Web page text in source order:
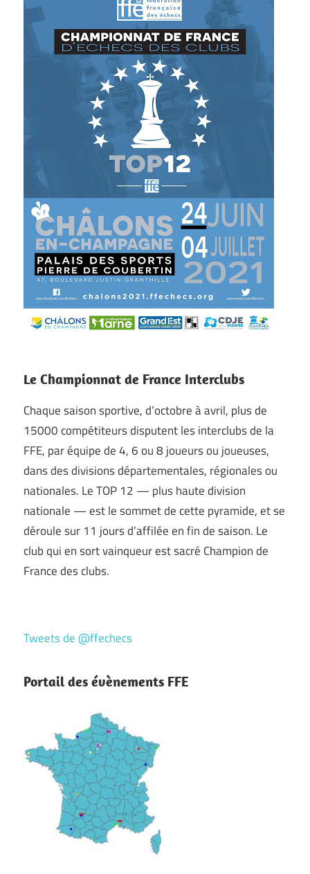
Le Championnat de France Interclubs
Chaque saison sportive, d’octobre à avril, plus de
15000 compétiteurs disputent les interclubs de la
FFE, par équipe de 4, 6 ou 8 joueurs ou joueuses,
dans des divisions départementales, régionales ou
nationales. Le TOP 12 — plus haute division
nationale — est le sommet de cette pyramide, et se
déroule sur 11 jours d’affilée en fin de saison. Le
club qui en sort vainqueur est sacré Champion de
France des clubs.
Tweets de @ffechecs
Portail des évènements FFE